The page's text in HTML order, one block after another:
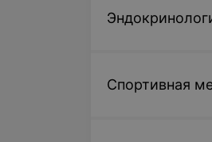
Спортивная